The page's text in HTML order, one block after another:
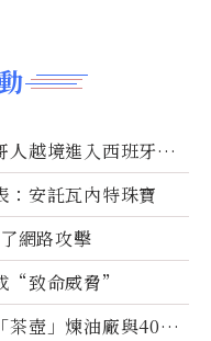
人越境進入西班牙休
：安託瓦內特珠寶
網路攻擊
“致命威脅”
茶壺」煉油廠與40家